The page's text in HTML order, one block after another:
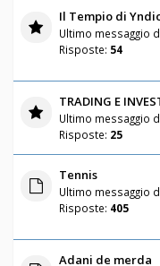
Il Tempio di
Ultimo messaggio
Risposte: 54
TRADING E
Ultimo messaggio
Risposte: 25
Tennis
Ultimo messaggio
Risposte: 405
Adani de merda